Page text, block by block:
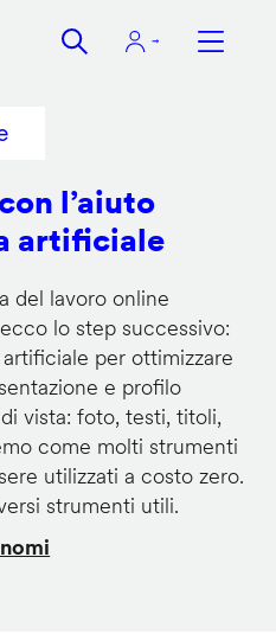
l’aiuto
artificiale
del lavoro online
lo step successivo:
per ottimizzare
e profilo
vista: foto, testi, titoli,
come molti strumenti
utilizzati a costo zero.
strumenti utili.